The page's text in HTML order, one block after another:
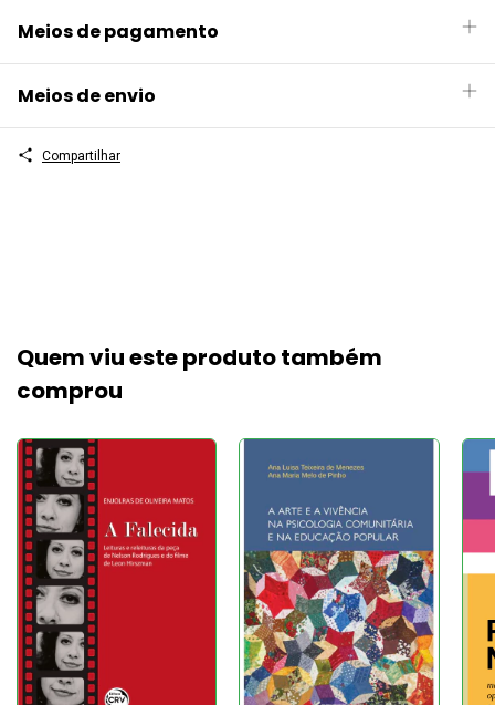
Meios de pagamento
Meios de envio
Compartilhar
Quem viu este produto também
comprou